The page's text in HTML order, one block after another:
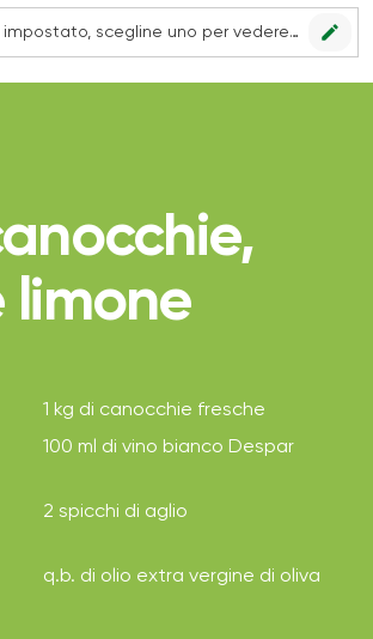
Nessun punto vendita impostato, scegline uno per vedere le offerte. edit
limone
1 kg di canocchie fresche
100 ml di vino bianco Despar
2 spicchi di aglio
q.b. di olio extra vergine di oliva